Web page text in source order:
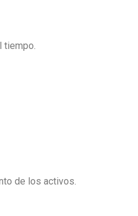
tiempo.
de los activos.